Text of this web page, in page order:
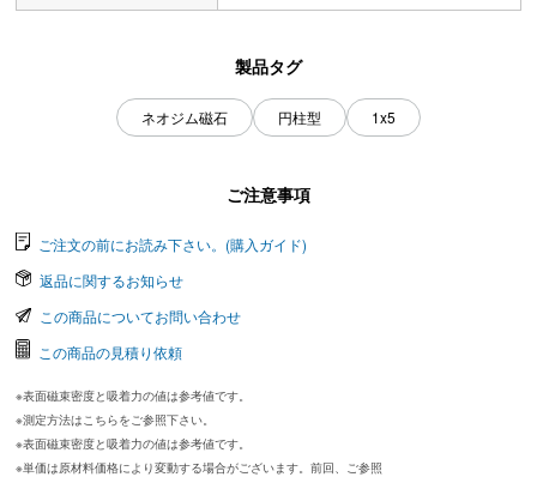
製品タグ
ネオジム磁石 円柱型 1x5
ご注意事項
ご注文の前にお読み下さい。(購入ガイド)
返品に関するお知らせ
この商品についてお問い合わせ
この商品の見積り依頼
※表面磁束密度と吸着力の値は参考値です。
※測定方法はこちらをご参照下さい。
※表面磁束密度と吸着力の値は参考値です。
※単価は原材料価格により変動する場合がございます。前回、ご参照